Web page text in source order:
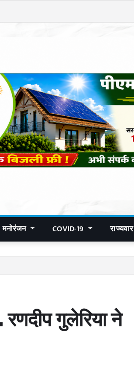
मनोरंजन COVID-19 राज्यवार
गुलेरिया ने